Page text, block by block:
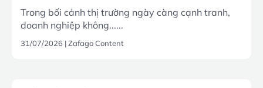
Trong bối cảnh thị trường ngày càng cạnh tranh,
doanh nghiệp không......
31/07/2026 |Zafago Content